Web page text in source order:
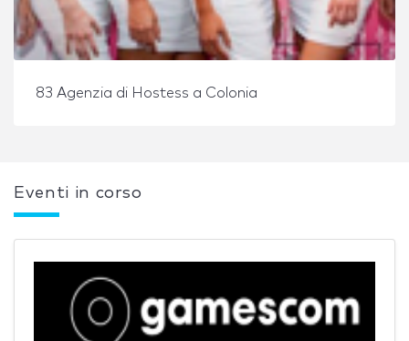
83 Agenzia di Hostess a Colonia
Eventi in corso